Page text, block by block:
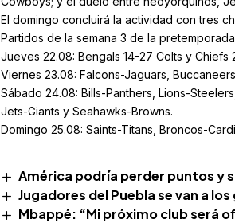
El domingo concluirá la actividad con tres
Partidos de la semana 3 de la
Jueves 22.08: Bengals 14-27 Colts y Chiefs
Viernes 23.08: Falcons-Jaguars,
Sábado 24.08: Bills-Panthers, Lions-
Jets-Giants y Seahawks-Browns.
Domingo 25.08: Saints-Titans, Broncos-
América podría perder puntos y
Jugadores del Puebla se van a
Mbappé: “Mi próximo club será